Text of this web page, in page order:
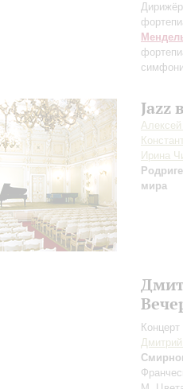
Jazz
Ирина
мира